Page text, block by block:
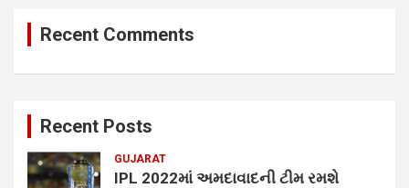
Recent Comments
Recent Posts
GUJARAT
IPL 2022માં અમદાવાદની ટીમ રમશે